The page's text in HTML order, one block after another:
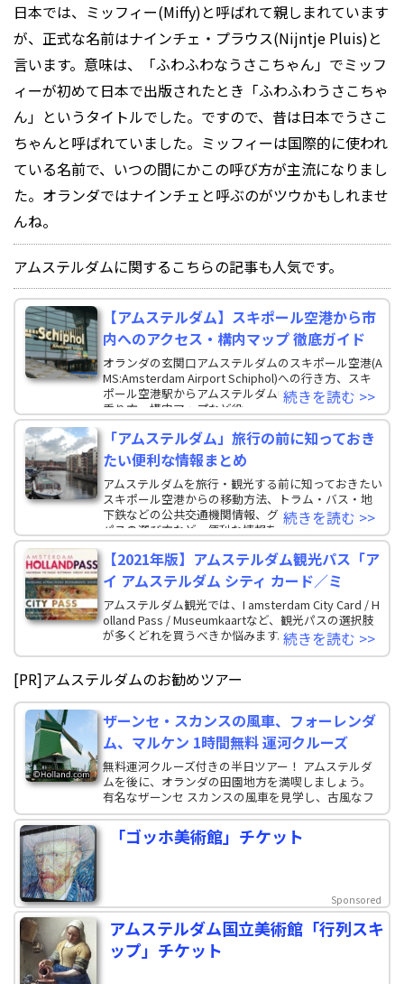
日本では、ミッフィー(Miffy)と呼ばれて親しまれています
が、正式な名前はナインチェ・プラウス(Nijntje Pluis)と
言います。意味は、「ふわふわなうさこちゃん」でミッフ
ィーが初めて日本で出版されたとき「ふわふわうさこちゃ
ん」というタイトルでした。ですので、昔は日本でうさこ
ちゃんと呼ばれていました。ミッフィーは国際的に使われ
ている名前で、いつの間にかこの呼び方が主流になりまし
た。オランダではナインチェと呼ぶのがツウかもしれませ
んね。
アムステルダムに関するこちらの記事も人気です。
【アムステルダム】スキポール空港から市
内へのアクセス・構内マップ 徹底ガイド
オランダの玄関口アムステルダムのスキポール空港(A
MS:Amsterdam Airport Schiphol)への行き方、スキ
ポール空港駅からアムステルダム中央駅への電車の
乗り方、構内マップなど役
続きを読む >>
「アムステルダム」旅行の前に知っておき
たい便利な情報まとめ
アムステルダムを旅行・観光する前に知っておきたい
スキポール空港からの移動方法、トラム・バス・地
下鉄などの公共交通機関情報、グルメ、お得な観光
パスの選び方など、便利な情報をまとめます。 詳し
い
続きを読む >>
【2021年版】アムステルダム観光パス「ア
イ アムステルダム シティ カード／ミ
アムステルダム観光では、I amsterdam City Card / H
olland Pass / Museumkaartなど、観光パスの選択肢
が多くどれを買うべきか悩みます。 どの観光パ
続きを読む >>
[PR]アムステルダムのお勧めツアー
ザーンセ・スカンスの風車、フォーレンダ
ム、マルケン 1時間無料 運河クルーズ
無料運河クルーズ付きの半日ツアー！ アムステルダ
ムを後に、オランダの田園地方を満喫しましょう。
有名なザーンセ スカンスの風車を見学し、古風なフ
ォーレンダムとマルケンの漁村を散策し、オランダ
の伝統チーズ農場を訪問しましょう
「ゴッホ美術館」チケット
Sponsored
アムステルダム国立美術館「行列スキ
ップ」チケット